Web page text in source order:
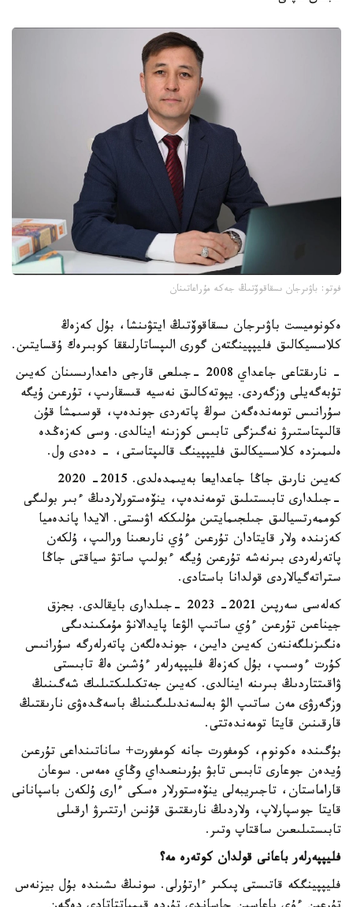
فوتو: باۋىرجان ىسقاقوۆتىڭ جەكە مۇراعاتىنان
ەكونوميست باۋىرجان ىسقاقوۆتىڭ ايتۋىنشا، بۇل كەزەڭ
كلاسسيكالىق فليپپينگتەن گورى الىپساتارلىققا كوبىرەك ۇقسايتىن.
- نارىقتاعى جاعداي 2008 -جىلعى قارجى داعدارىسىنان كەيىن
تۇبەگەيلى وزگەردى. يپوتەكالىق نەسيە قىسقارىپ، تۇرعىن ۇيگە
سۇرانىس تومەندەگەن سوڭ پاتەردى جوندەپ، قوسىمشا قۇن
قالىپتاستىرۋ نەگىزگى تابىس كوزىنە اينالدى. وسى كەزەڭدە
ەلىمىزدە كلاسسيكالىق فليپپينگ قالىپتاستى، - دەدى ول.
كەيىن نارىق جاڭا جاعدايعا بەيىمدەلدى. 2015- 2020
-جىلدارى تابىستىلىق تومەندەپ، ينۆەستورلاردىڭ ءبىر بولىگى
كوممەرتسيالىق جىلجىمايتىن مۇلىككە اۋىستى. الايدا پاندەميا
كەزىندە ولار قايتادان تۇرعىن ءۇي نارىعىنا ورالىپ، ۇلكەن
پاتەرلەردى بىرنەشە تۇرعىن ۇيگە ءبولىپ ساتۋ سياقتى جاڭا
ستراتەگيالاردى قولدانا باستادى.
كەلەسى سەرپىن 2021- 2023 -جىلدارى بايقالدى. بجزق
جيناعىن تۇرعىن ءۇي ساتىپ الۋعا پايدالانۋ مۇمكىندىگى
ەنگىزىلگەننەن كەيىن دايىن، جوندەلگەن پاتەرلەرگە سۇرانىس
كۇرت ءوسىپ، بۇل كەزەڭ فليپپەرلەر ءۇشىن ەڭ تابىستى
ۋاقىتتاردىڭ بىرىنە اينالدى. كەيىن جەتكىلىكتىلىك شەگىنىڭ
وزگەرۋى مەن ساتىپ الۋ بەلسەندىلىگىنىڭ باسەڭدەۋى نارىقتىڭ
قارقىنىن قايتا تومەندەتتى.
بۇگىندە ەكونوم، كومفورت جانە كومفورت+ ساناتىنداعى تۇرعىن
ۇيدەن جوعارى تابىس تابۋ بۇرىنعىداي وڭاي ەمەس. سوعان
قاراماستان، تاجىريبەلى ينۆەستورلار ەسكى ءارى ۇلكەن باسپانانى
قايتا جوسپارلاپ، ولاردىڭ نارىقتىق قۇنىن ارتتىرۋ ارقىلى
تابىستىلىعىن ساقتاپ وتىر.
فليپپەرلەر باعانى قولدان كوتەرە مە؟
فليپپينگكە قاتىستى پىكىر ءارتۇرلى. سونىڭ ىشىندە بۇل بيزنەس